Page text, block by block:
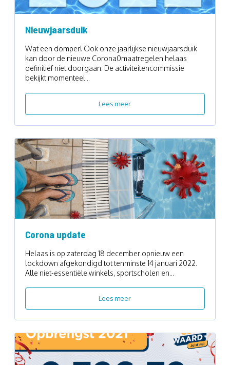
Nieuwjaarsduik
Wat een domper! Ook onze jaarlijkse nieuwjaarsduik
kan door de nieuwe Corona0maatregelen helaas
definitief niet doorgaan. De activiteitencommissie
bekijkt momenteel...
Lees meer
Corona update
Helaas is op zaterdag 18 december opnieuw een
lockdown afgekondigd tot tenminste 14 januari 2022.
Alle niet-essentiële winkels, sportscholen en...
Lees meer